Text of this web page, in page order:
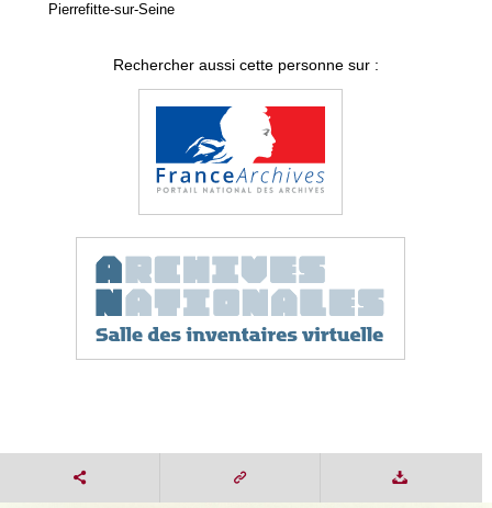
Pierrefitte-sur-Seine
Rechercher aussi cette personne sur :